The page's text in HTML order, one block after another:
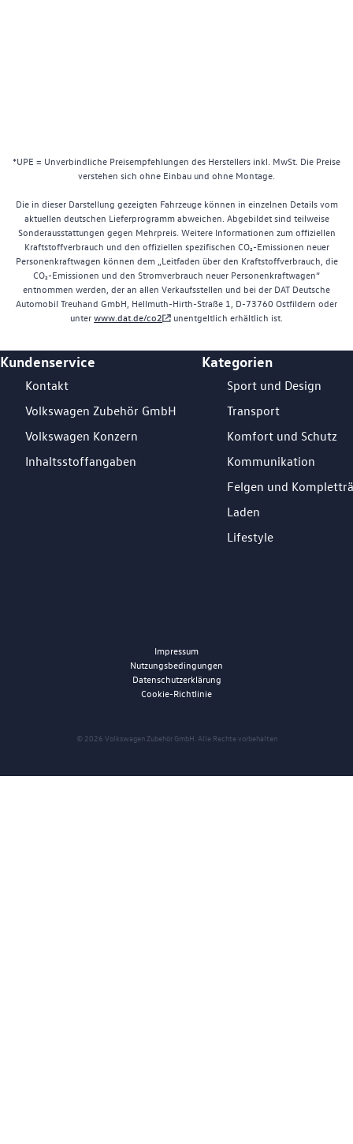
*UPE = Unverbindliche Preisempfehlungen des Herstellers inkl. MwSt. Die Preise
verstehen sich ohne Einbau und ohne Montage.
Die in dieser Darstellung gezeigten Fahrzeuge können in einzelnen Details vom
aktuellen deutschen Lieferprogramm abweichen. Abgebildet sind teilweise
Sonderausstattungen gegen Mehrpreis. Weitere Informationen zum offiziellen
Kraftstoffverbrauch und den offiziellen spezifischen CO₂-Emissionen neuer
Personenkraftwagen können dem „Leitfaden über den Kraftstoffverbrauch, die
CO₂-Emissionen und den Stromverbrauch neuer Personenkraftwagen“
entnommen werden, der an allen Verkaufsstellen und bei der DAT Deutsche
Automobil Treuhand GmbH, Hellmuth-Hirth-Straße 1, D-73760 Ostfildern oder
unterwww.dat.de/co2 unentgeltlich erhältlich ist.
Footer Teaser
Kundenservice
Kontakt
Volkswagen Zubehör GmbH
Volkswagen Konzern
Inhaltsstoffangaben
Kategorien
Sport und Design
Transport
Komfort und Schutz
Kommunikation
Felgen und
Laden
Lifestyle
© 2026 Volkswagen Zubehör GmbH. Alle Rechte vorbehalten
Impressum
Nutzungsbedingungen
Datenschutzerklärung
Cookie-Richtlinie